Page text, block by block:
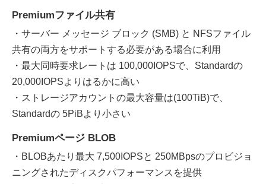
Premiumファイル共有
・サーバー メッセージ ブロック (SMB) と NFSファイル
共有の両方をサポートする必要がある場合に利用
・最大同時要求レートは 100,000IOPSで、Standardの
20,000IOPSよりはるかに高い
・ストレージアカウントの最大容量は(100TiB)で、
Standardの 5PiBより小さい
Premiumページ BLOB
・BLOBあたり最大 7,500IOPSと 250MBpsのプロビジョ
ニングされたディスクパフォーマンスを提供